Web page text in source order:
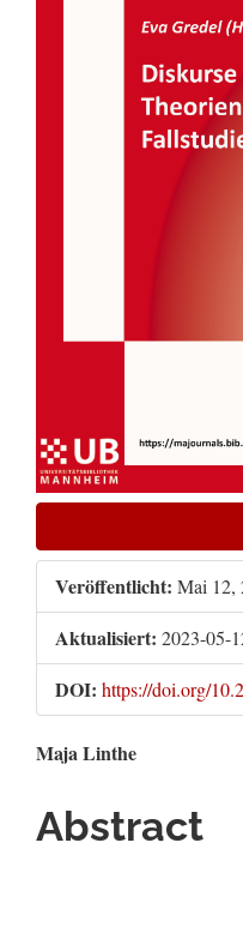
Veröffentlicht: Mai 12,
Aktualisiert: 2023-05-
DOI: https://doi.org/
Maja Linthe
Abstract